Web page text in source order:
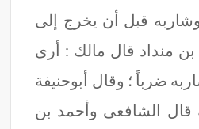
قبل أن يخرج إلى
منداد قال مالك : أرى
ضرباً ؛ وقال أبوحنيفة
قال الشافعى وأحمد بن